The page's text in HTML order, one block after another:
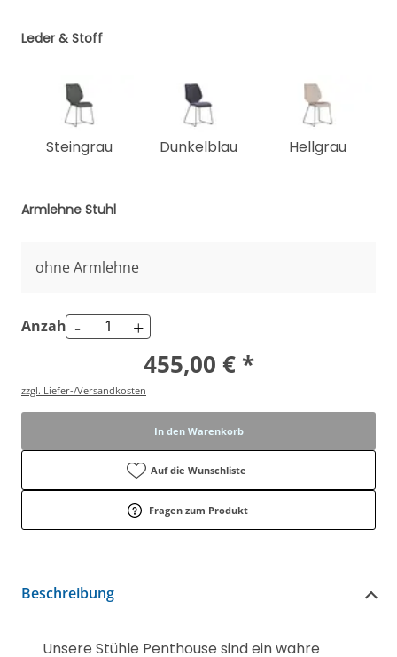
Leder & Stoff
Steingrau Dunkelblau Hellgrau
Armlehne Stuhl
ohne Armlehne
Anzahl - +
455,00 € *
zzgl. Liefer-/Versandkosten
In den Warenkorb
Auf die Wunschliste
Fragen zum Produkt
Beschreibung
Unsere Stühle Penthouse sind ein wahre